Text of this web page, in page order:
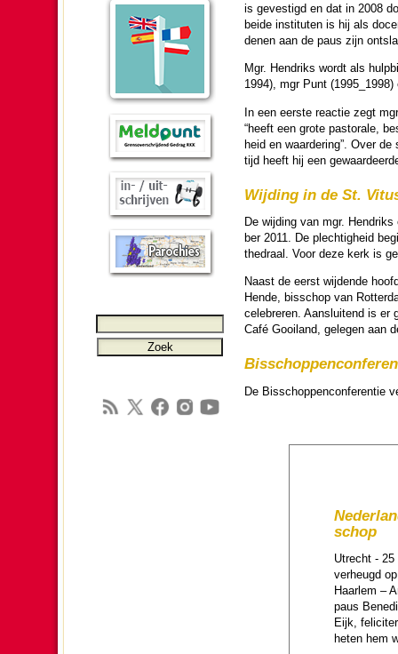
is geves­tigd en dat in 2008
beide in­sti­tu­ten is hij als
denen aan de paus zijn
Mgr. Hendriks wordt als
1994), mgr Punt
In een eerste reactie zegt
“heeft een grote pas­to­rale,
heid en waar­de­ring”. Over
tijd heeft hij een
Wijding in de St.
De wij­ding van mgr.
ber 2011. De plech­tig­heid
the­draal. Voor deze kerk is
Naast de eerst wij­dende
Hende, bis­schop van
celebreren. Aan­slui­tend is er
Café Gooiland, gelegen aan
De Bis­schop­pen­con­fe­ren­tie
schop
Utrecht - 25
verheugd
Haar­lem –
paus
Eijk,
heten hem